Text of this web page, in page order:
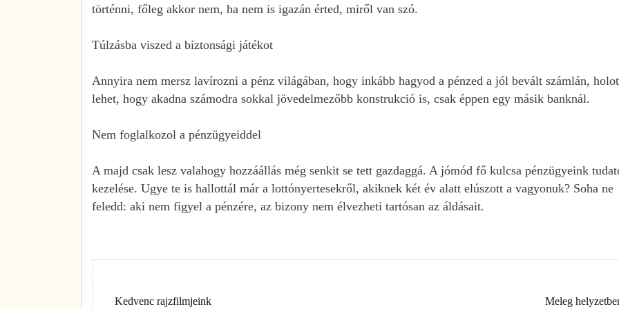
történni, főleg akkor nem, ha nem is igazán érted, miről van szó.
Túlzásba viszed a biztonsági játékot
Annyira nem mersz lavírozni a pénz világában, hogy inkább hagyod a pénzed a jól bevált számlán,
lehet, hogy akadna számodra sokkal jövedelmezőbb konstrukció is, csak éppen egy másik banknál.
Nem foglalkozol a pénzügyeiddel
A majd csak lesz valahogy hozzáállás még senkit se tett gazdaggá. A jómód fő kulcsa pénzügyeink
kezelése. Ugye te is hallottál már a lottónyertesekről, akiknek két év alatt elúszott a vagyonuk? Soha ne
feledd: aki nem figyel a pénzére, az bizony nem élvezheti tartósan az áldásait.
Kedvenc rajzfilmjeink Meleg